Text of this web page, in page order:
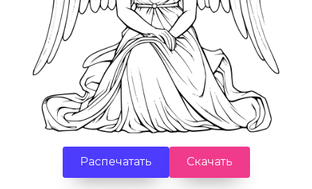
Распечатать Скачать